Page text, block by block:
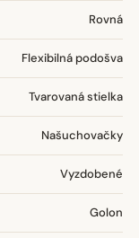
Rovná
Flexibilná podošva
Tvarovaná stielka
Našuchovačky
Vyzdobené
Golon